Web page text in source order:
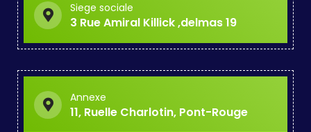
Siege sociale
3 Rue Amiral Killick ,delmas 19
Annexe
11, Ruelle Charlotin, Pont-Rouge